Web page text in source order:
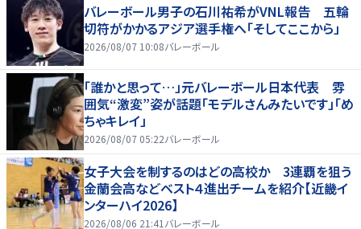
バレーボール男子の石川祐希がVNL報告 五輪
切符がかかるアジア選手権へ「そしてここから」
2026/08/07 10:08バレーボール
「誰かと思って…」元バレーボール日本代表 雰
囲気“激変”姿が話題「モデルさんみたいです」「め
ちゃキレイ」
2026/08/07 05:22バレーボール
女子大会を制するのはどの高校か 3連覇を狙う
金蘭会高などベスト４進出チームを紹介【近畿イ
ンターハイ2026】
2026/08/06 21:41 バレーボール